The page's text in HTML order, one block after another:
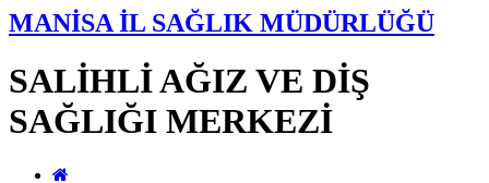
MANİSA İL SAĞLIK MÜDÜRLÜĞÜ
SALİHLİ AĞIZ VE DİŞ
SAĞLIĞI MERKEZİ